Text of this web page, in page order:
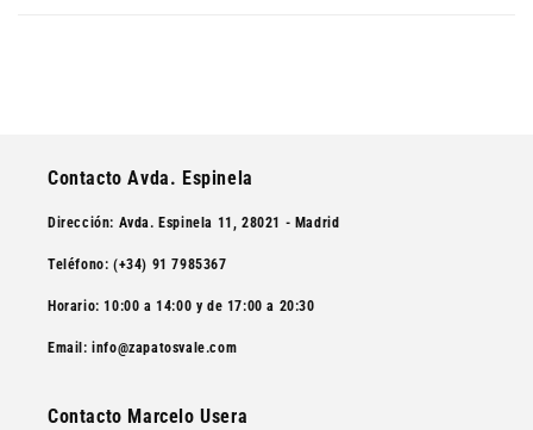
Contacto Avda. Espinela
Dirección: Avda. Espinela 11, 28021 - Madrid
Teléfono: (+34) 91 7985367
Horario: 10:00 a 14:00 y de 17:00 a 20:30
Email: info@zapatosvale.com
Contacto Marcelo Usera